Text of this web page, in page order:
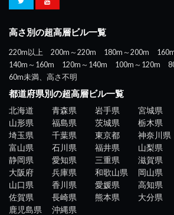
高さ別の超高層ビル一覧
220m以上 200m～220m 180m～200m
140m～160m
120m～140m 100m～120m
60m未満、高さ不明
都道府県別の超高層ビル一覧
北海道 青森県 岩手県 宮城県
山形県
福島県 茨城県 栃木県
埼玉県
千葉県 東京都 神奈川県
富山県
石川県 福井県 山梨県
静岡県
愛知県 三重県 滋賀県
大阪府
兵庫県 和歌山県 岡山県
山口県
香川県 愛媛県 高知県
佐賀県
長崎県 熊本県 大分県
鹿児島県
沖縄県